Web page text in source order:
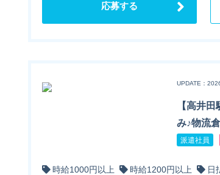
応募する
UPDATE：
【高井
み♪物流
派遣社員
時給1000円以上 時給1200円以上 日